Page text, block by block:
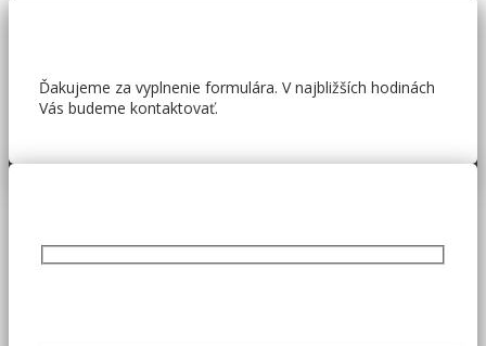
Ďakujeme za vyplnenie formulára. V najbližších hodinách
Vás budeme kontaktovať.